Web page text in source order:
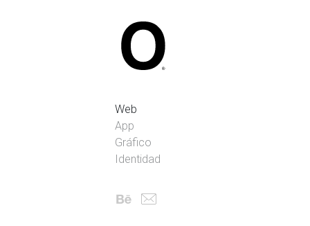
Pablo Oria
Web
App
Gráfico
Identidad